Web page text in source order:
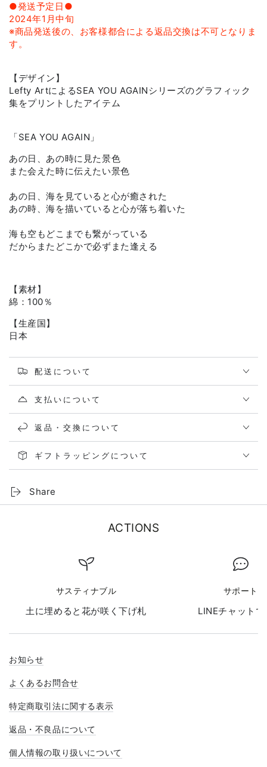
●発送予定日●
2024年1月中旬
※商品発送後の、お客様都合による返品交換は不可となりま
す。
【デザイン】
Lefty ArtによるSEA YOU AGAINシリーズのグラフィック
集をプリントしたアイテム
「SEA YOU AGAIN」
あの日、あの時に見た景色
また会えた時に伝えたい景色
あの日、海を見ていると心が癒された
あの時、海を描いていると心が落ち着いた
海も空もどこまでも繋がっている
だからまたどこかで必ずまた逢える
【素材】
綿：100％
【生産国】
日本
配送について
支払いについて
返品・交換について
ギフトラッピングについて
Share
ACTIONS
サスティナブル
土に埋めると花が咲く下げ札
サポート
LINEチャット
お知らせ
よくあるお問合せ
特定商取引法に関する表示
返品・不良品について
個人情報の取り扱いについて